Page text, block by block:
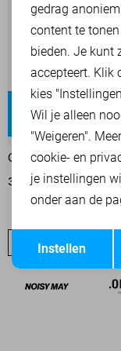
Gianna
Regular waist
ONLY JEANS
39,95 49,99
ONLY SALE
Marketing
Terug
gedrag
content te
bieden. Je kunt
accepteert. Klik
kies
Wil je alleen
"Weigeren".
cookie- en
je instellingen
onder aan de
Instellen